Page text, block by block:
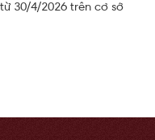
30/4/2026 trên cơ sở